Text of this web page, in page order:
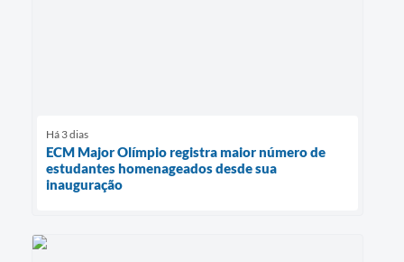
Há 3 dias
ECM Major Olímpio registra maior número de
estudantes homenageados desde sua
inauguração